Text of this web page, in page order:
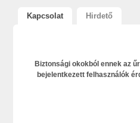
Kapcsolat Hirdető
Biztonsági okokból ennek az
bejelentkezett felhasználók